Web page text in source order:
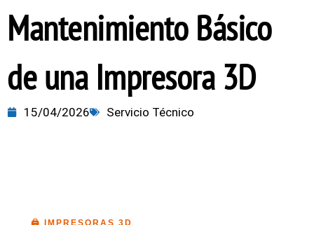
Mantenimiento Básico
de una Impresora 3D
15/04/2026 Servicio Técnico
🖨️ IMPRESORAS 3D